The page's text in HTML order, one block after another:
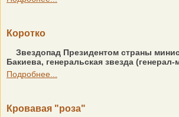
Коротко
Звездопад Президентом страны
Бакиева, генеральская звезда
Подробнее...
Кровавая "роза"